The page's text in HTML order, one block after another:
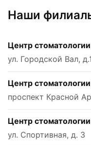
Наши
Центр
ул. Городской Вал,
Центр
проспект Красной
Центр
ул. Спортивная, д. 3